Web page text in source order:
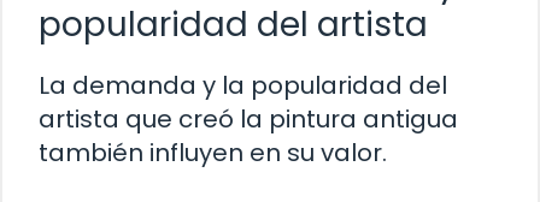
popularidad del artista
La demanda y la popularidad del
artista que creó la pintura antigua
también influyen en su valor.